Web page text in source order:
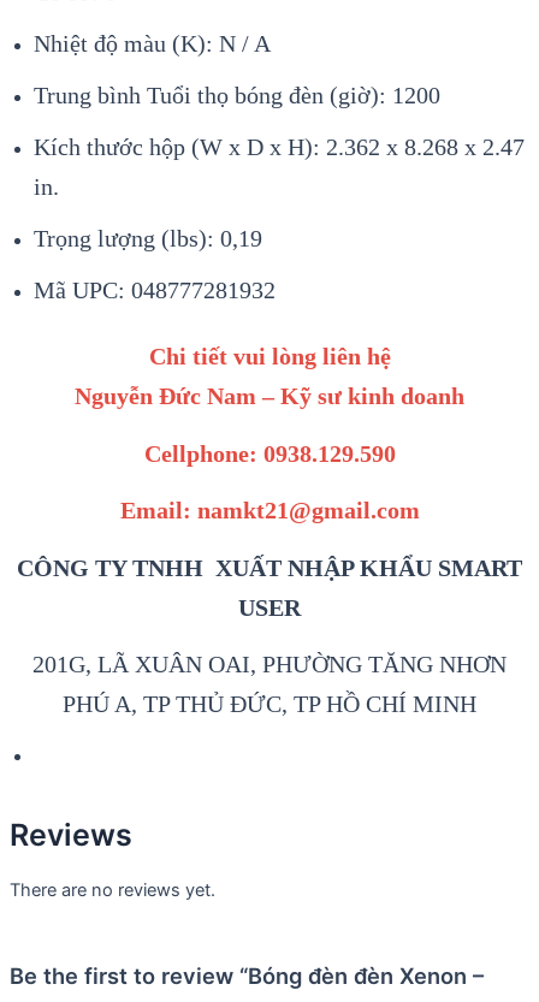
Nhiệt độ màu (K): N / A
Trung bình Tuổi thọ bóng đèn (giờ): 1200
Kích thước hộp (W x D x H): 2.362 x 8.268 x 2.47
in.
Trọng lượng (lbs): 0,19
Mã UPC: 048777281932
Chi tiết vui lòng liên hệ
Nguyễn Đức Nam – Kỹ sư kinh doanh
Cellphone: 0938.129.590
Email: namkt21@gmail.com
CÔNG TY TNHH XUẤT NHẬP KHẨU SMART
USER
201G, LÃ XUÂN OAI, PHƯỜNG TĂNG NHƠN
PHÚ A, TP THỦ ĐỨC, TP HỒ CHÍ MINH
Reviews
There are no reviews yet.
Be the first to review “Bóng đèn đèn Xenon –